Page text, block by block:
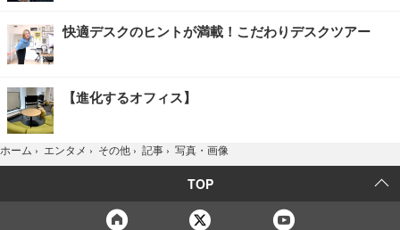
快適デスクのヒントが満載！こだわりデスクツアー
【進化するオフィス】
ホーム › エンタメ › その他 › 記事 › 写真・画像
TOP